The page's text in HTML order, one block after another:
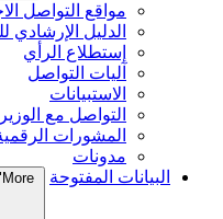
مواقع التواصل
الدليل الإرشادي
إستطلاع الرأي
آليات التواصل
الاستبيانات
التواصل مع الوزير
المشورات
مدونات
البيانات المفتوحة